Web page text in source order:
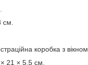
см.
коробка з вікном.
21 × 5.5 см.